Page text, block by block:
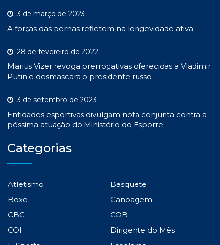
3 de março de 2023
A forças das pernas refletem na longevidade ativa
28 de fevereiro de 2022
Marius Vizer revoga prerrogativas oferecidas a Vladimir
Putin e desmascara o presidente russo
3 de setembro de 2023
Entidades esportivas divulgam nota conjunta contra a
péssima atuação do Ministério do Esporte
Categorias
Atletismo
Basquete
Boxe
Canoagem
CBC
COB
COI
Dirigente do Mês